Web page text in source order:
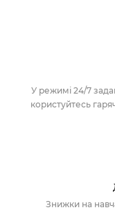
У режимі 24/7
користуйтесь
Знижки на